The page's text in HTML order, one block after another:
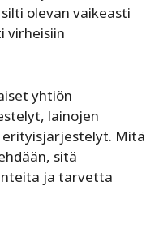
olevan vaikeasti
virheisiin
yhtiön
lainojen
Mitä
sitä
ja tarvetta